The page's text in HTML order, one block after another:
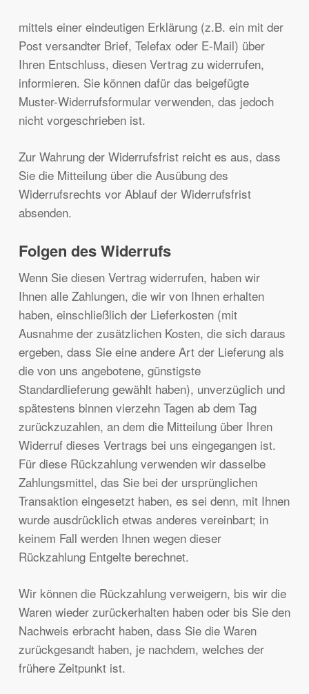
mittels einer eindeutigen Erklärung (z.B. ein mit der
Post versandter Brief, Telefax oder E-Mail) über
Ihren Entschluss, diesen Vertrag zu widerrufen,
informieren. Sie können dafür das beigefügte
Muster-Widerrufsformular verwenden, das jedoch
nicht vorgeschrieben ist.
Zur Wahrung der Widerrufsfrist reicht es aus, dass
Sie die Mitteilung über die Ausübung des
Widerrufsrechts vor Ablauf der Widerrufsfrist
absenden.
Folgen des Widerrufs
Wenn Sie diesen Vertrag widerrufen, haben wir
Ihnen alle Zahlungen, die wir von Ihnen erhalten
haben, einschließlich der Lieferkosten (mit
Ausnahme der zusätzlichen Kosten, die sich daraus
ergeben, dass Sie eine andere Art der Lieferung als
die von uns angebotene, günstigste
Standardlieferung gewählt haben), unverzüglich und
spätestens binnen vierzehn Tagen ab dem Tag
zurückzuzahlen, an dem die Mitteilung über Ihren
Widerruf dieses Vertrags bei uns eingegangen ist.
Für diese Rückzahlung verwenden wir dasselbe
Zahlungsmittel, das Sie bei der ursprünglichen
Transaktion eingesetzt haben, es sei denn, mit Ihnen
wurde ausdrücklich etwas anderes vereinbart; in
keinem Fall werden Ihnen wegen dieser
Rückzahlung Entgelte berechnet.
Wir können die Rückzahlung verweigern, bis wir die
Waren wieder zurückerhalten haben oder bis Sie den
Nachweis erbracht haben, dass Sie die Waren
zurückgesandt haben, je nachdem, welches der
frühere Zeitpunkt ist.